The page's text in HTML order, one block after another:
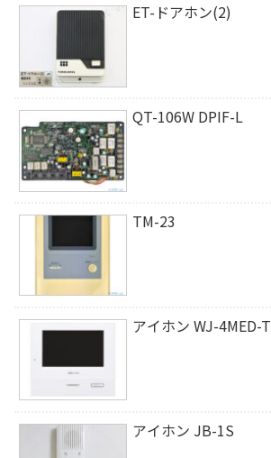
ET-ドアホン(2)
QT-106W DPIF-L
TM-23
アイホン WJ-4MED-T
アイホン JB-1S